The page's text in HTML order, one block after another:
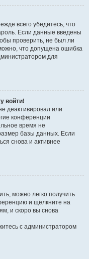
всего убедитесь, что
Если данные введены
проверить, не был ли
что допущена ошибка
для
войти!
деактивировал или
конференции
время не
базы данных. Если
снова и активнее
можно легко получить
и щёлкните на
и скоро вы снова
с администратором